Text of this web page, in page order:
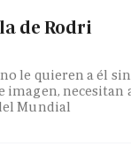
de Rodri
le quieren a él
imagen, necesitan
Mundial